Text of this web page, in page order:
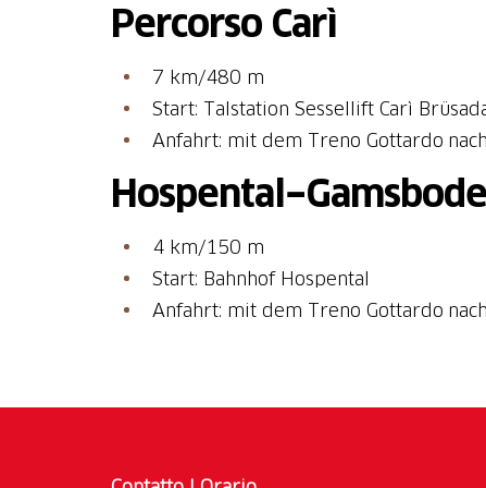
Percorso Carì
7 km/480 m
Start: Talstation Sessellift Carì
Anfahrt: mit dem Treno Gottardo
4 km/150 m
Start: Bahnhof Hospental
Anfahrt: mit dem Treno Gottardo